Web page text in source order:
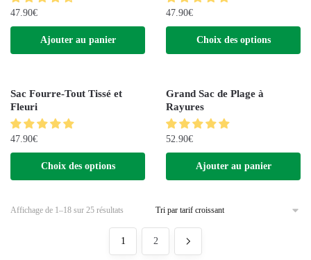
47.90€
Ajouter au panier
47.90€
Choix des options
Sac Fourre-Tout Tissé et
Fleuri
47.90€
Choix des options
Grand Sac de Plage à
Rayures
52.90€
Ajouter au panier
Affichage de 1–18 sur 25 résultats
1 2